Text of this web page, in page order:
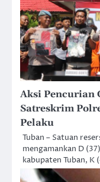
Aksi Pencurian
Satreskrim
Pelaku
Tuban – Satuan
mengamankan D
kabupaten Tuban,